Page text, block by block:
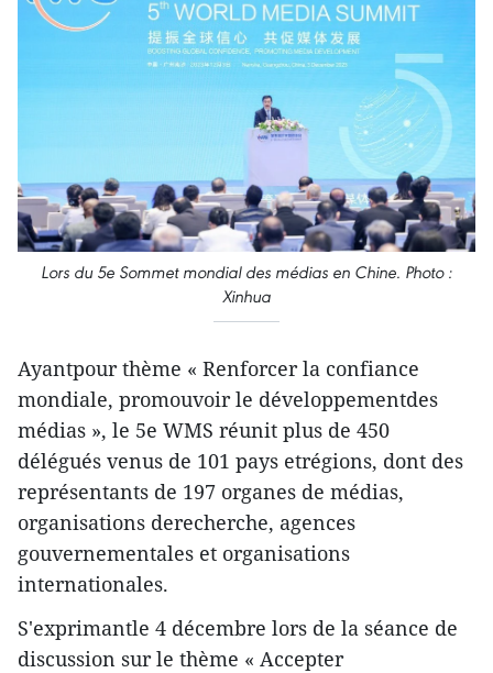
Lors du 5e Sommet mondial des médias en Chine. Photo :
Xinhua
Ayantpour thème « Renforcer la confiance
mondiale, promouvoir le développementdes
médias », le 5e WMS réunit plus de 450
délégués venus de 101 pays etrégions, dont des
représentants de 197 organes de médias,
organisations derecherche, agences
gouvernementales et organisations
internationales.
S'exprimantle 4 décembre lors de la séance de
discussion sur le thème « Accepter